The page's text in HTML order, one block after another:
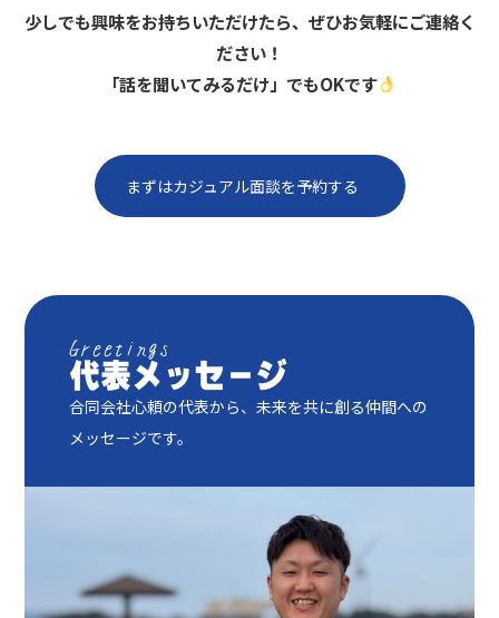
少しでも興味をお持ちいただけたら、ぜひお気軽にご連絡く
ださい！
「話を聞いてみるだけ」でもOKです
まずはカジュアル面談を予約する
代表メッセージ
合同会社心頼の代表から、未来を共に創る仲間への
メッセージです。